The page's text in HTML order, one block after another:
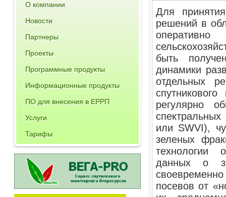
О компании
Новости
Партнеры
Проекты
Программные продукты
Информационные продукты
ПО для внесения в ЕРРП
Услуги
Тарифы
Для
решений в
быть
динамики
отдельных
регулярно
или SWVI),
зеленых
технологии
данных о
посевов от